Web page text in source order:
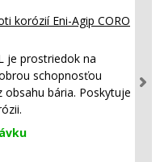
korózií Eni-Agip CORO
je prostriedok na
schopnosťou
bária. Poskytuje